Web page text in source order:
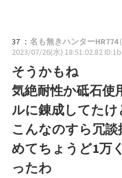
37 ： 名も無きハンターHR774
2023/07/26(水) 18:51:02.82
そうかもね
気絶耐性か砥石使
ルに錬成してたけ
こんなのすら冗
めてちょうど1万
ったわ